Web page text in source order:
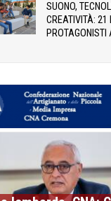
SUONO,
CREATIVITÀ: 21